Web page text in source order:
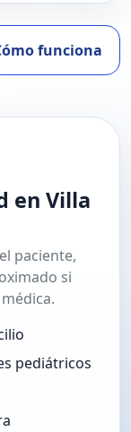
funciona
en Villa
paciente,
si
pediátricos